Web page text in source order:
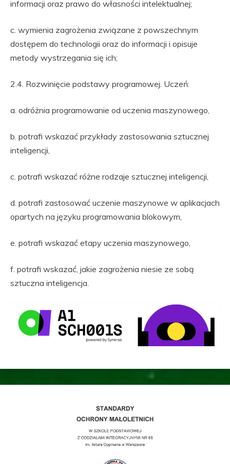
informacji oraz prawo do własności intelektualnej;
c. wymienia zagrożenia związane z powszechnym
dostępem do technologii oraz do informacji i opisuje
metody wystrzegania się ich;
2.4. Rozwinięcie podstawy programowej. Uczeń:
a. odróżnia programowanie od uczenia maszynowego,
b. potrafi wskazać przykłady zastosowania sztucznej
inteligencji,
c. potrafi wskazać różne rodzaje sztucznej inteligencji,
d. potrafi zastosować uczenie maszynowe w aplikacjach
opartych na języku programowania blokowym,
e. potrafi wskazać etapy uczenia maszynowego,
f. potrafi wskazać, jakie zagrożenia niesie ze sobą
sztuczna inteligencja.